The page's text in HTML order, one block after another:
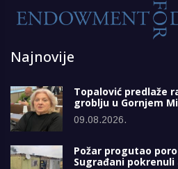
Najnovije
Topalović predlaže
groblju u Gornjem
09.08.2026.
Požar progutao
Sugrađani